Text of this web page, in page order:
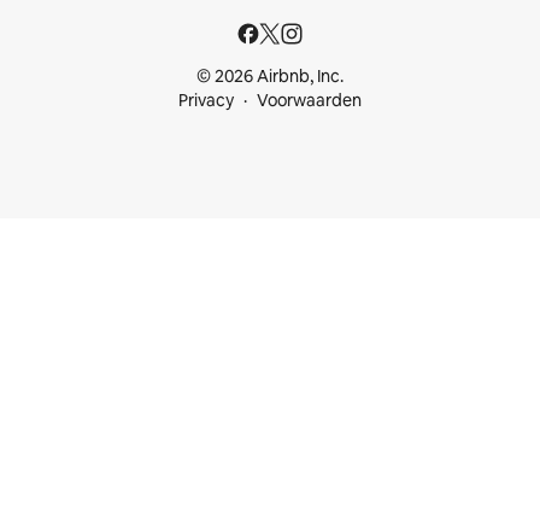
© 2026 Airbnb, Inc.
Privacy
Voorwaarden